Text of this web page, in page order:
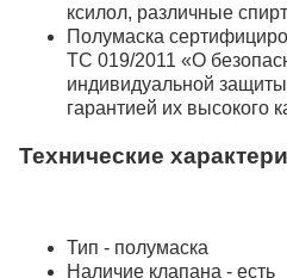
ксилол, различные
Полумаска
ТС 019/2011 «О
индивидуальной
гарантией их высокого
Технические
Тип - полумаска
Наличие клапана - есть